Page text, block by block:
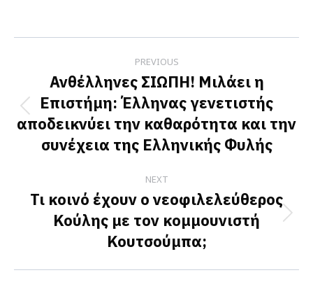
Facebook
X
LinkedIn
navigation
PREVIOUS
Previous
post:
Ανθέλληνες ΣΙΩΠΗ! Μιλάει η
Επιστήμη: Έλληνας γενετιστής
αποδεικνύει την καθαρότητα και την
συνέχεια της Ελληνικής Φυλής
NEXT
Next
post:
Τι κοινό έχουν ο νεοφιλελεύθερος
Κούλης με τον κομμουνιστή
Κουτσούμπα;